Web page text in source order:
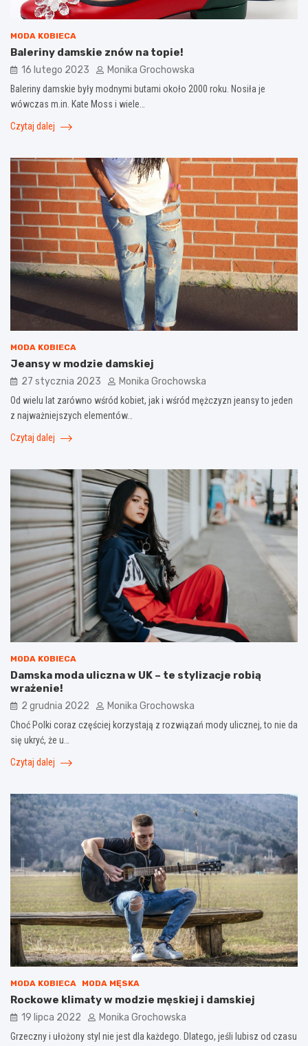
MODA KOBIECA
Baleriny damskie znów na topie!
16 lutego 2023 Monika Grochowska
Baleriny damskie były modnymi butami około 2000 roku. Nosiła je
wówczas m.in. Kate Moss i wiele…
Czytaj dalej
MODA KOBIECA
Jeansy w modzie damskiej
27 stycznia 2023 Monika Grochowska
Od wielu lat zarówno wśród kobiet, jak i wśród mężczyzn jeansy to jeden
z najważniejszych elementów…
Czytaj dalej
MODA KOBIECA
Damska moda uliczna w UK – te stylizacje robią
wrażenie!
2 grudnia 2022 Monika Grochowska
Choć Polki coraz częściej korzystają z rozwiązań mody ulicznej, to nie da
się ukryć, że u…
Czytaj dalej
MODA KOBIECA MODA MĘSKA
Rockowe klimaty w modzie męskiej i damskiej
19 lipca 2022 Monika Grochowska
Grzeczny i ułożony styl nie jest dla każdego. Dlatego, jeśli lubisz od czasu